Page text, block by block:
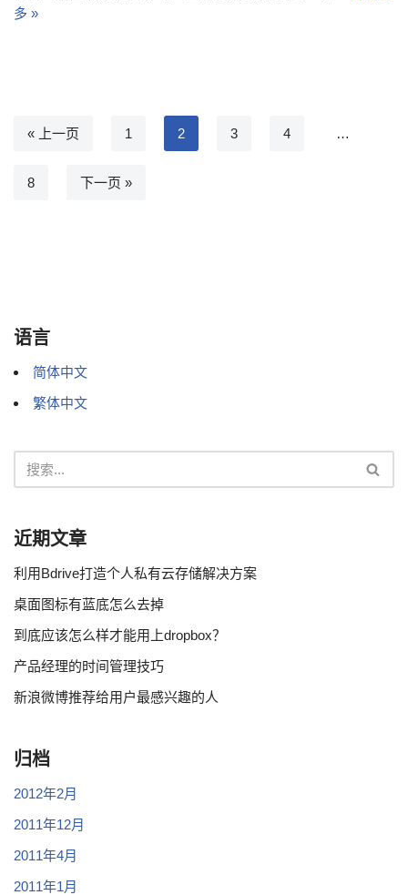
多 »
« 上一页 1 2 3 4 …
8 下一页 »
语言
简体中文
繁体中文
近期文章
利用Bdrive打造个人私有云存储解决方案
桌面图标有蓝底怎么去掉
到底应该怎么样才能用上dropbox？
产品经理的时间管理技巧
新浪微博推荐给用户最感兴趣的人
归档
2012年2月
2011年12月
2011年4月
2011年1月